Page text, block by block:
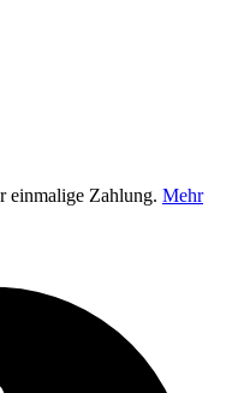
einmalige Zahlung. Mehr